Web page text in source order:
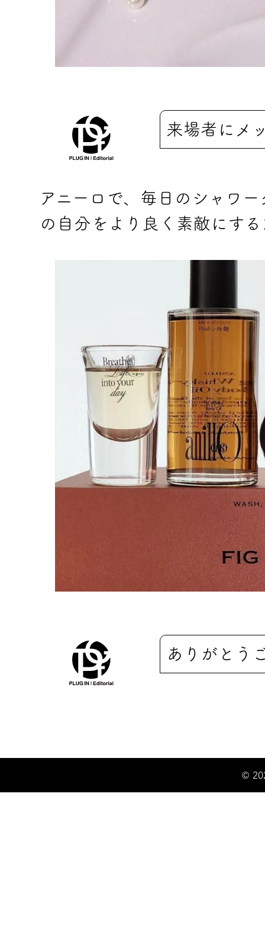
来場者にメ
アニーロで、毎日のシャワ
の自分をより良く素敵にす
ありがとう
©